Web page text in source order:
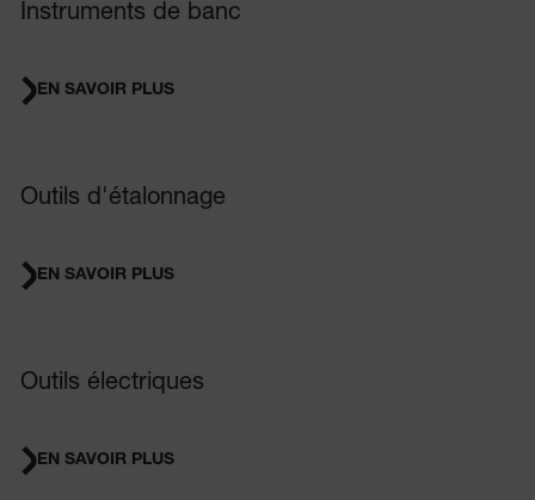
Instruments de banc
EN SAVOIR PLUS
Outils d'étalonnage
EN SAVOIR PLUS
Outils électriques
EN SAVOIR PLUS